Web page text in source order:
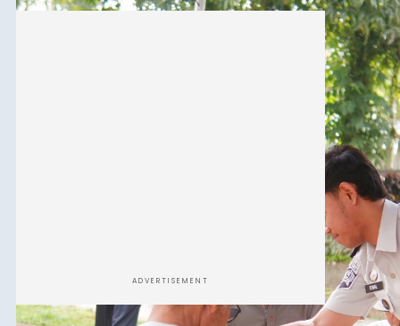
(6/8/2026).
ADVERTISEMENT